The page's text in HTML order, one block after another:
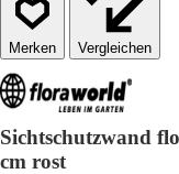
Vergleichen
Sichtschutzwand
cm rost